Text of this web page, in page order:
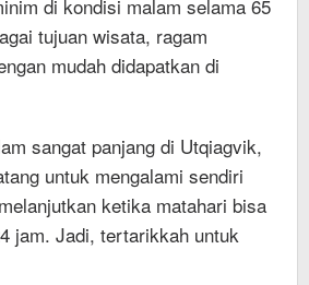
di kondisi malam selama 65
tujuan wisata, ragam
mudah didapatkan di
sangat panjang di Utqiagvik,
untuk mengalami sendiri
ketika matahari bisa
jam. Jadi, tertarikkah untuk